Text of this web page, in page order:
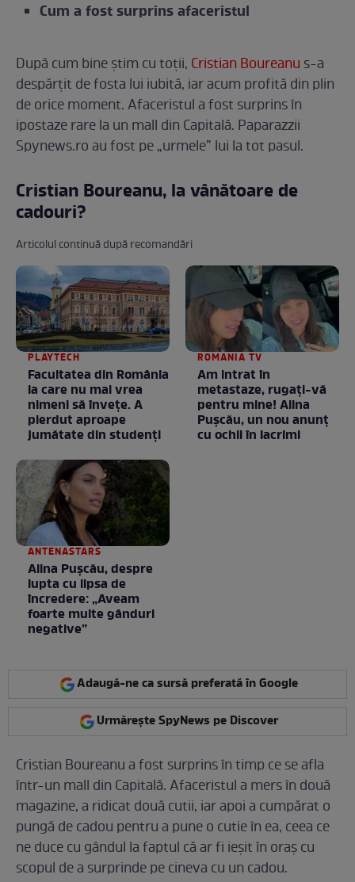
Cum a fost surprins afaceristul
După cum bine știm cu toții, Cristian Boureanu s-a
despărțit de fosta lui iubită, iar acum profită din plin
de orice moment. Afaceristul a fost surprins în
ipostaze rare la un mall din Capitală. Paparazzii
Spynews.ro au fost pe „urmele” lui la tot pasul.
Cristian Boureanu, la vânătoare de
cadouri?
Articolul continuă după recomandări
PLAYTECH
Facultatea din România
la care nu mai vrea
nimeni să înveţe. A
pierdut aproape
jumătate din studenţi
ROMANIA TV
Am intrat în
metastaze, rugaţi-vă
pentru mine! Alina
Puşcău, un nou anunţ
cu ochii în lacrimi
ANTENASTARS
Alina Pușcău, despre
lupta cu lipsa de
încredere: „Aveam
foarte multe gânduri
negative”
Adaugă-ne ca sursă preferată în Google
Urmărește SpyNews pe Discover
Cristian Boureanu a fost surprins în timp ce se afla
într-un mall din Capitală. Afaceristul a mers în două
magazine, a ridicat două cutii, iar apoi a cumpărat o
pungă de cadou pentru a pune o cutie în ea, ceea ce
ne duce cu gândul la faptul că ar fi ieșit în oraș cu
scopul de a surprinde pe cineva cu un cadou.